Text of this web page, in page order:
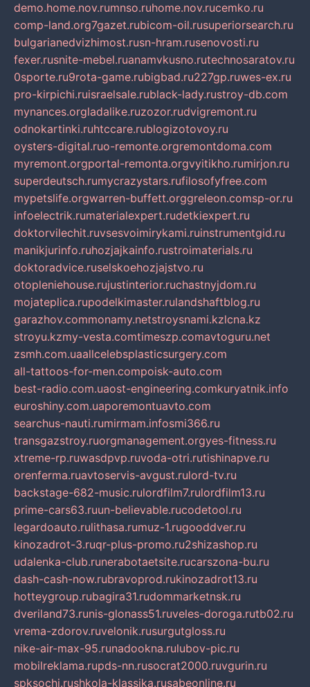
demo.home.nov.rumnso.ruhome.nov.rucemko.ru
comp-land.org7gazet.rubicom-oil.rusuperiorsearch.ru
bulgarianedvizhimost.rusn-hram.rusenovosti.ru
fexer.rusnite-mebel.ruanamvkusno.rutechnosaratov.ru
0sporte.ru9rota-game.rubigbad.ru227gp.ruwes-ex.ru
pro-kirpichi.ruisraelsale.rublack-lady.rustroy-db.com
mynances.orgladalike.ruzozor.rudvigremont.ru
odnokartinki.ruhtccare.rublogizotovoy.ru
oysters-digital.ruo-remonte.orgremontdoma.com
myremont.orgportal-remonta.orgvyitikho.rumirjon.ru
superdeutsch.rumycrazystars.rufilosofyfree.com
mypetslife.orgwarren-buffett.orggreleon.comsp-or.ru
infoelectrik.rumaterialexpert.rudetkiexpert.ru
doktorvilechit.ruvsesvoimirykami.ruinstrumentgid.ru
manikjurinfo.ruhozjajkainfo.rustroimaterials.ru
doktoradvice.ruselskoehozjajstvo.ru
otopleniehouse.rujustinterior.ruchastnyjdom.ru
mojateplica.rupodelkimaster.rulandshaftblog.ru
garazhov.commonamy.netstroysnami.kzlcna.kz
stroyu.kzmy-vesta.comtimeszp.comavtoguru.net
zsmh.com.uaallcelebsplasticsurgery.com
all-tattoos-for-men.compoisk-auto.com
best-radio.com.uaost-engineering.comkuryatnik.info
euroshiny.com.uaporemontuavto.com
searchus-nauti.rumirmam.infosmi366.ru
transgazstroy.ruorgmanagement.orgyes-fitness.ru
xtreme-rp.ruwasdpvp.ruvoda-otri.rutishinapve.ru
orenferma.ruavtoservis-avgust.rulord-tv.ru
backstage-682-music.rulordfilm7.rulordfilm13.ru
prime-cars63.ruun-believable.rucodetool.ru
legardoauto.rulithasa.rumuz-1.rugooddver.ru
kinozadrot-3.ruqr-plus-promo.ru2shizashop.ru
udalenka-club.runerabotaetsite.rucarszona-bu.ru
dash-cash-now.rubravoprod.rukinozadrot13.ru
hotteygroup.rubagira31.rudommarketnsk.ru
dveriland73.runis-glonass51.ruveles-doroga.rutb02.ru
vrema-zdorov.ruvelonik.rusurgutgloss.ru
nike-air-max-95.runadookna.rulubov-pic.ru
mobilreklama.rupds-nn.rusocrat2000.ruvgurin.ru
spksochi.rushkola-klassika.rusabeonline.ru